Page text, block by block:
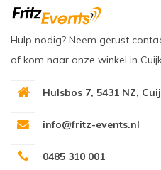
Hulp nodig? Neem gerust
of kom naar onze winkel in
Hulsbos 7, 5431 NZ,
info@fritz-events.nl
0485 310 001